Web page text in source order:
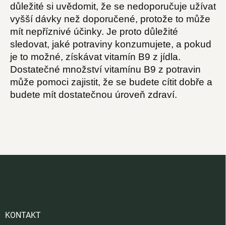
důležité si uvědomit, že se nedoporučuje užívat
vyšší dávky než doporučené, protože to může
mít nepříznivé účinky. Je proto důležité
sledovat, jaké potraviny konzumujete, a pokud
je to možné, získávat vitamín B9 z jídla.
Dostatečné množství vitamínu B9 z potravin
může pomoci zajistit, že se budete cítit dobře a
budete mít dostatečnou úroveň zdraví.
KONTAKT